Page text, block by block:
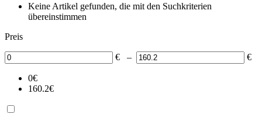
Keine Artikel gefunden, die mit den Suchkriterien
übereinstimmen
Preis
€ – €
0€
160.2€